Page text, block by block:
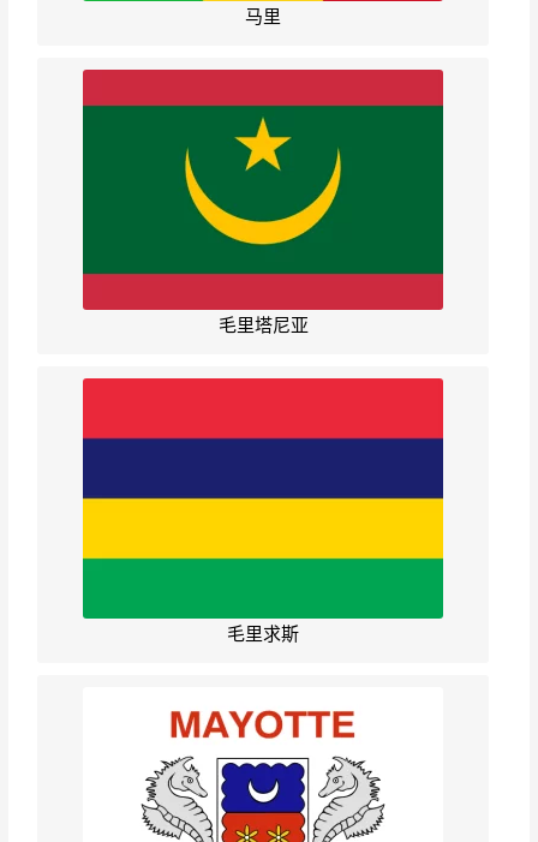
马里
毛里塔尼亚
毛里求斯